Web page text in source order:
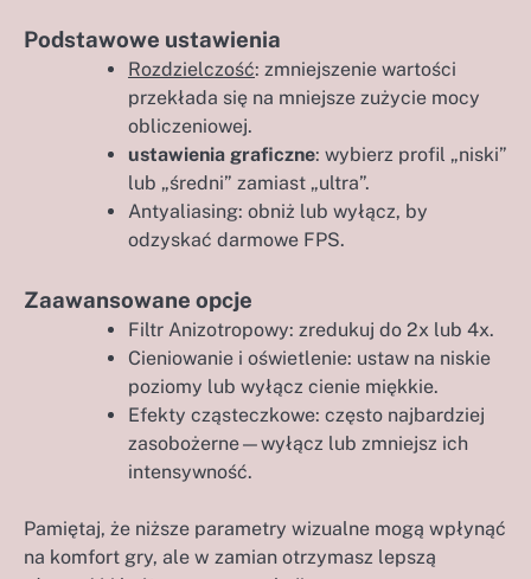
Podstawowe ustawienia
Rozdzielczość: zmniejszenie wartości
przekłada się na mniejsze zużycie mocy
obliczeniowej.
ustawienia graficzne: wybierz profil „niski”
lub „średni” zamiast „ultra”.
Antyaliasing: obniż lub wyłącz, by
odzyskać darmowe FPS.
Zaawansowane opcje
Filtr Anizotropowy: zredukuj do 2x lub 4x.
Cieniowanie i oświetlenie: ustaw na niskie
poziomy lub wyłącz cienie miękkie.
Efekty cząsteczkowe: często najbardziej
zasobożerne—wyłącz lub zmniejsz ich
intensywność.
Pamiętaj, że niższe parametry wizualne mogą wpłynąć
na komfort gry, ale w zamian otrzymasz lepszą